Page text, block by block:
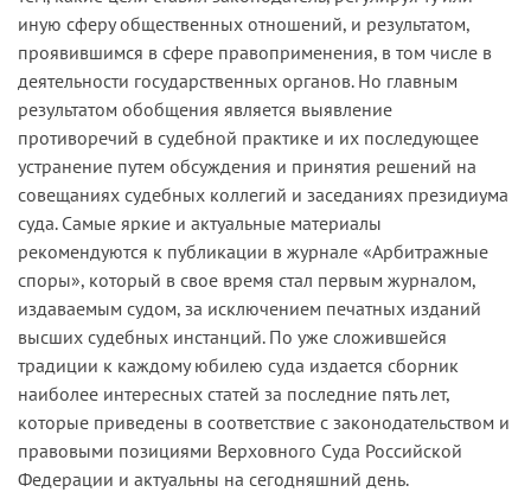
иную сферу общественных отношений, и результатом,
проявившимся в сфере правоприменения, в том числе в
деятельности государственных органов. Но главным
результатом обобщения является выявление
противоречий в судебной практике и их последующее
устранение путем обсуждения и принятия решений на
совещаниях судебных коллегий и заседаниях президиума
суда. Самые яркие и актуальные материалы
рекомендуются к публикации в журнале «Арбитражные
споры», который в свое время стал первым журналом,
издаваемым судом, за исключением печатных изданий
высших судебных инстанций. По уже сложившейся
традиции к каждому юбилею суда издается сборник
наиболее интересных статей за последние пять лет,
которые приведены в соответствие с законодательством и
правовыми позициями Верховного Суда Российской
Федерации и актуальны на сегодняшний день.